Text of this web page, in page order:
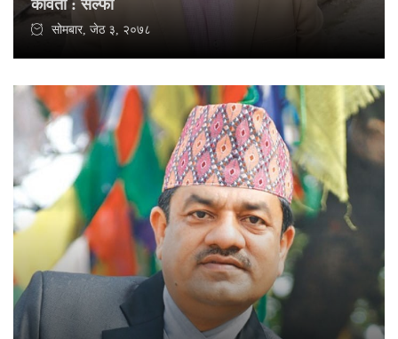
कविता : सेल्फी
सोमबार, जेठ ३, २०७८